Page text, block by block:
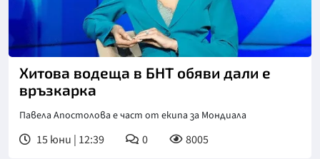
Хитова водеща в БНТ обяви дали е
връзкарка
Павела Апостолова е част от екипа за Мондиала
15 юни | 12:39 0 8005